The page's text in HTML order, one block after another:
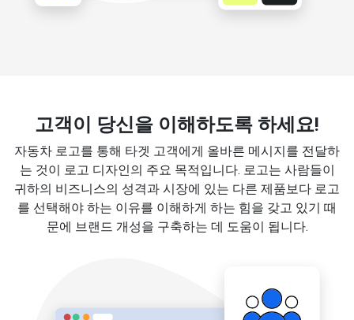
고객이 당신을 이해하도록 하세요!
자동차 로고를 통해 타겟 고객에게 올바른 메시지를 전달하
는 것이 로고 디자인의 주요 목적입니다. 로고는 사람들이
귀하의 비즈니스의 성격과 시장에 있는 다른 제품보다 로고
를 선택해야 하는 이유를 이해하게 하는 힘을 갖고 있기 때
문에 브랜드 개성을 구축하는 데 도움이 됩니다.